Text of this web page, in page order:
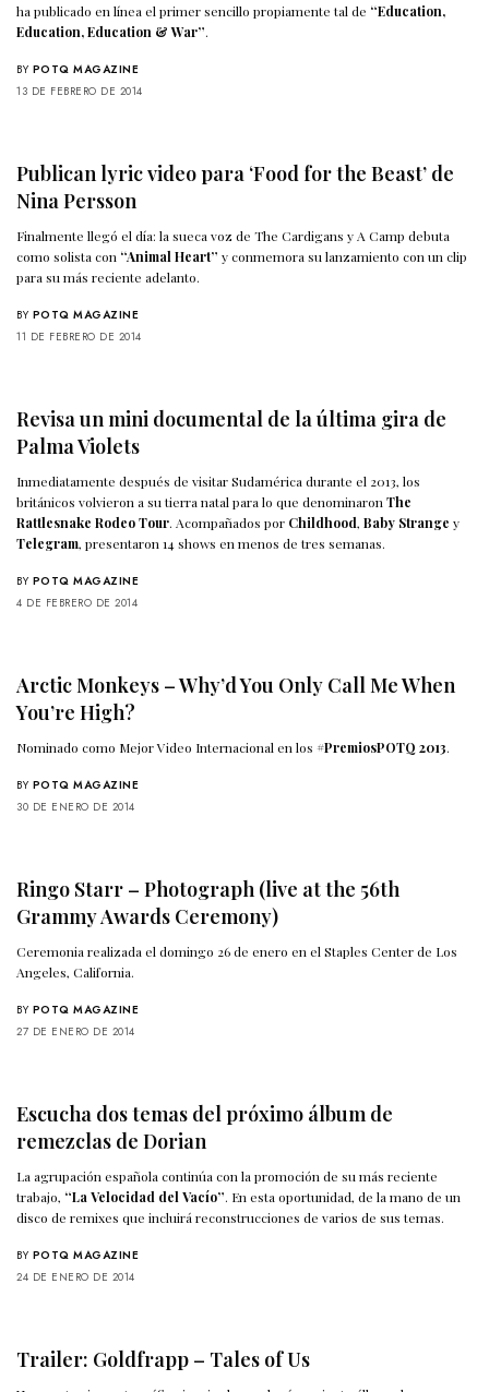
ha publicado en línea el primer sencillo propiamente tal de “Education,
Education, Education & War”.
BY POTQ MAGAZINE
13 DE FEBRERO DE 2014
Publican lyric video para ‘Food for the Beast’ de
Nina Persson
Finalmente llegó el día: la sueca voz de The Cardigans y A Camp debuta
como solista con “Animal Heart” y conmemora su lanzamiento con un clip
para su más reciente adelanto.
BY POTQ MAGAZINE
11 DE FEBRERO DE 2014
Revisa un mini documental de la última gira de
Palma Violets
Inmediatamente después de visitar Sudamérica durante el 2013, los
británicos volvieron a su tierra natal para lo que denominaronThe
Rattlesnake Rodeo Tour. Acompañados por Childhood,Baby Strange y
Telegram, presentaron 14 shows en menos de tres semanas.
BY POTQ MAGAZINE
4 DE FEBRERO DE 2014
Arctic Monkeys – Why’d You Only Call Me When
You’re High?
Nominado como Mejor Video Internacional en los#PremiosPOTQ 2013.
BY POTQ MAGAZINE
30 DE ENERO DE 2014
Ringo Starr – Photograph (live at the 56th
Grammy Awards Ceremony)
Ceremonia realizada el domingo 26 de enero en el Staples Center de Los
Angeles, California.
BY POTQ MAGAZINE
27 DE ENERO DE 2014
Escucha dos temas del próximo álbum de
remezclas de Dorian
La agrupación española continúa con la promoción de su más reciente
trabajo, “La Velocidad del Vacío”. En esta oportunidad, de la mano de un
disco de remixes que incluirá reconstrucciones de varios de sus temas.
BY POTQ MAGAZINE
24 DE ENERO DE 2014
Trailer: Goldfrapp – Tales of Us